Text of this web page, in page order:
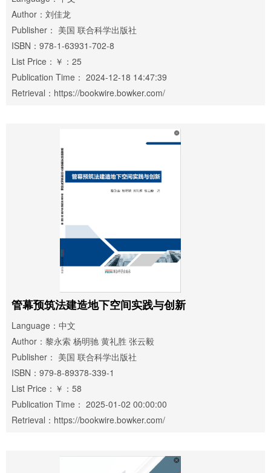
Author：刘佳龙
Publisher： 美国 联合科学出版社
ISBN：978-1-63931-702-8
List Price：￥：25
Publication Time： 2024-12-18 14:47:39
Retrieval：https://bookwire.bowker.com/
管幕预筑法建造地下空间实践与创新
Language：中文
Author：黎永索 杨明驰 黄礼胜 张云毅
Publisher： 美国 联合科学出版社
ISBN：979-8-89378-339-1
List Price：￥：58
Publication Time： 2025-01-02 00:00:00
Retrieval：https://bookwire.bowker.com/